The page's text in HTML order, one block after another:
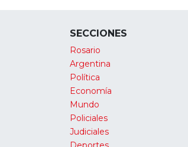
SECCIONES
Rosario
Argentina
Política
Economía
Mundo
Policiales
Judiciales